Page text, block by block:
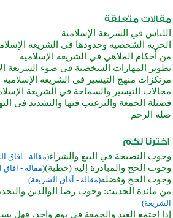
اللباس في الشريعة الإسلامية
الحرية الشخصية وحدودها في الشريعة
من أحكام الملاهي في الشريعة الإسلامية
تطوير المهارات الشخصية في ضوء الشريعة
مرتكزات منهج التيسير في الشريعة الإسلامية
مجالات التيسير والسماحة في الشريعة
فضيلة الجمعة والترغيب فيها والتشديد في
صلة الرحم
وجوب النصيحة في البيع والشراء(مقالة - آفاق
وجوب الحج والمبادرة إليه (خطبة)(مقالة - آفاق
وجوب الحج وفضله(مقالة - آفاق الشريعة)
من مائدة الحديث: وجوب رضا الوالدين
الشريعة)
إذا اجتمع العيد والجمعة في يوم واحد،